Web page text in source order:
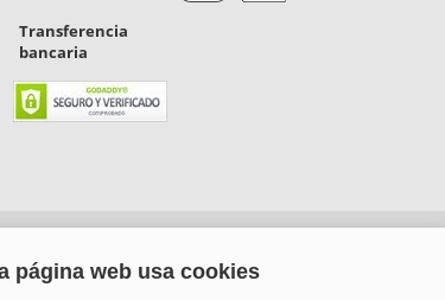
Transferencia
bancaria
CP: 29006) Tel: +34 917 815 555 -